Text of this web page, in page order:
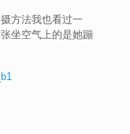
方法我也看过一
坐空气上的是她蹦